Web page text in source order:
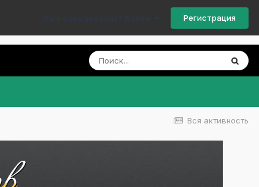
Уже есть аккаунт? Войти Регистрация
Вся активность